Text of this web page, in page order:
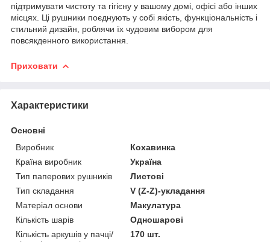
підтримувати чистоту та гігієну у вашому домі, офісі або інших
місцях. Ці рушники поєднують у собі якість, функціональність і
стильний дизайн, роблячи їх чудовим вибором для
повсякденного використання.
Приховати
Характеристики
Основні
Виробник
Кохавинка
Країна виробник
Україна
Тип паперових рушників
Листові
Тип складання
V (Z-Z)-укладання
Матеріал основи
Макулатура
Кількість шарів
Одношарові
Кількість аркушів у пачці/
170 шт.